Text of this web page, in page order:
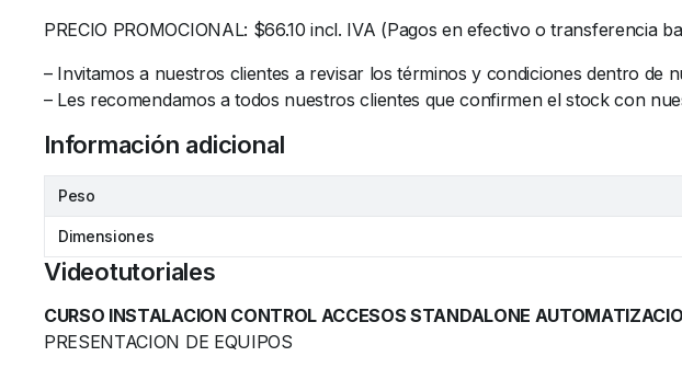
PRECIO PROMOCIONAL: $66.10 incl. IVA (Pagos en efectivo o transferencia
– Invitamos a nuestros clientes a revisar los términos y condiciones dentro de
– Les recomendamos a todos nuestros clientes que confirmen el stock con
Información adicional
Peso
Dimensiones
Videotutoriales
CURSO INSTALACION CONTROL ACCESOS STANDALONE
PRESENTACION DE EQUIPOS